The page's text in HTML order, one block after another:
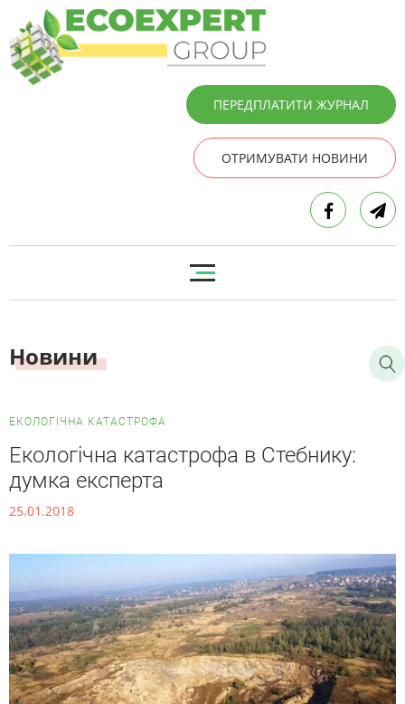
ПЕРЕДПЛАТИТИ ЖУРНАЛ
ОТРИМУВАТИ НОВИНИ
Новини
ЕКОЛОГІЧНА КАТАСТРОФА
Екологічна катастрофа в Стебнику:
думка експерта
25.01.2018